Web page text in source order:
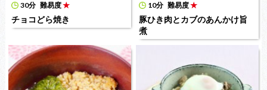
30分 難易度★
チョコどら焼き
10分 難易度★
豚ひき肉とカブのあんかけ旨
煮